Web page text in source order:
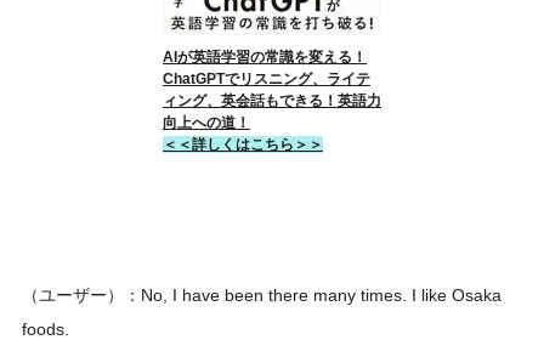
AIが英語学習の常識を変える！
ChatGPTでリスニング、ライテ
ィング、英会話もできる！英語力
向上への道！
＜＜詳しくはこちら＞＞
（ユーザー）：No, I have been there many times. I like Osaka
foods.